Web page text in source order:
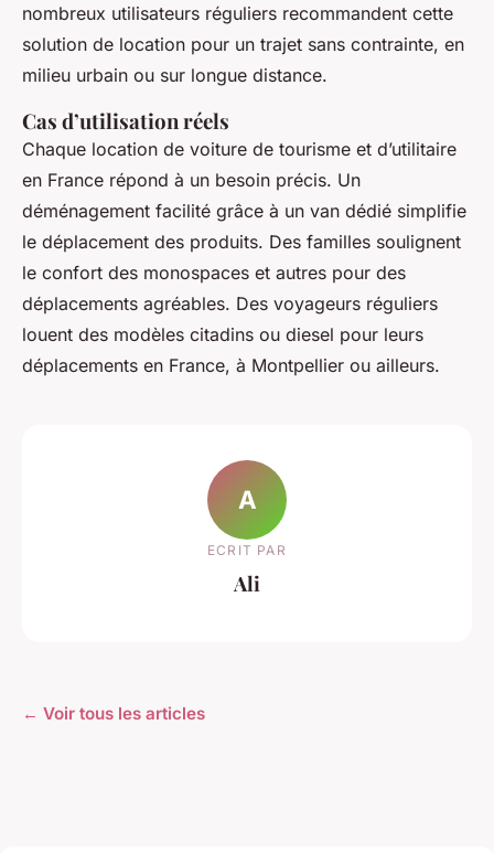
nombreux utilisateurs réguliers recommandent cette
solution de location pour un trajet sans contrainte, en
milieu urbain ou sur longue distance.
Cas d’utilisation réels
Chaque location de voiture de tourisme et d’utilitaire
en France répond à un besoin précis. Un
déménagement facilité grâce à un van dédié simplifie
le déplacement des produits. Des familles soulignent
le confort des monospaces et autres pour des
déplacements agréables. Des voyageurs réguliers
louent des modèles citadins ou diesel pour leurs
déplacements en France, à Montpellier ou ailleurs.
A
ECRIT PAR
Ali
← Voir tous les articles